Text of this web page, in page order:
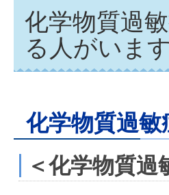
化学物質過
る人がいま
化学物質過
＜化学物質過